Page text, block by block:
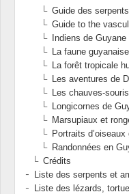
Guide des
Guide to the
Indiens de Guyane
La faune guyanaise
La forêt tropicale
Les aventures de
Les chauves-
Longicornes de
Marsupiaux et
Portraits d’oiseaux
Randonnées en
Crédits
Liste des serpents et
Liste des lézards,